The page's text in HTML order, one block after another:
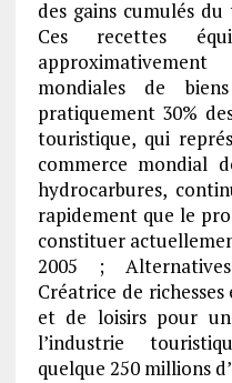
des gains cumulés
Ces recettes
mondiales de
pratiquement 30%
touristique, qui
commerce mondial
hydrocarbures,
rapidement que le
constituer
2005 ;
Créatrice de
et de loisirs pour un
l’industrie
quelque 250 millions